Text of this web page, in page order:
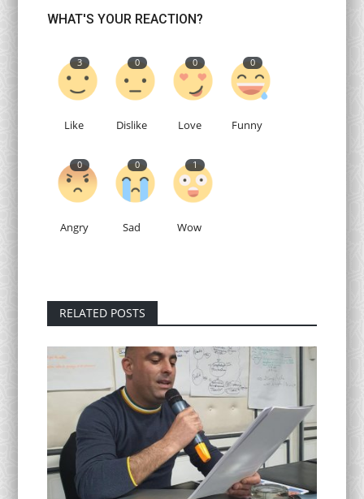
WHAT'S YOUR REACTION?
3
Like
0
Dislike
0
Love
0
Funny
0
Angry
0
Sad
1
Wow
RELATED POSTS